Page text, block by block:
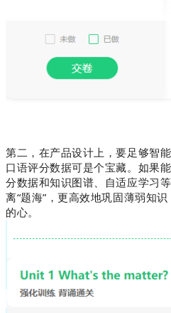
第二，在产品设计上，要足够智
口语评分数据可是个宝藏。如果
分数据和知识图谱、自适应学习
离“题海”，更高效地巩固薄弱知
的心。